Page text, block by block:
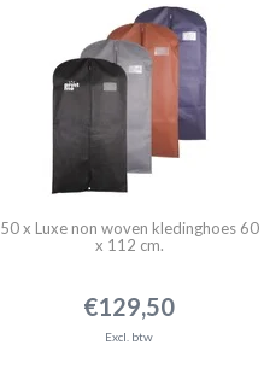
50 x Luxe non woven kledinghoes 60
x 112 cm.
€129,50
Excl. btw